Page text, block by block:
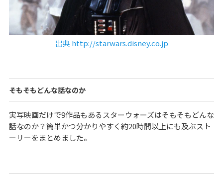
出典 http://starwars.disney.co.jp
そもそもどんな話なのか
実写映画だけで9作品もあるスターウォーズはそもそもどんな
話なのか？簡単かつ分かりやすく約20時間以上にも及ぶスト
ーリーをまとめました。